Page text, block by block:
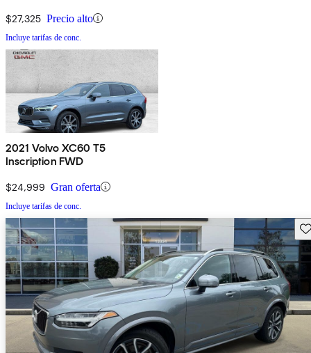
$27,325 Precio alto
Incluye tarifas de conc.
2021 Volvo XC60 T5
Inscription FWD
$24,999 Gran oferta
Incluye tarifas de conc.